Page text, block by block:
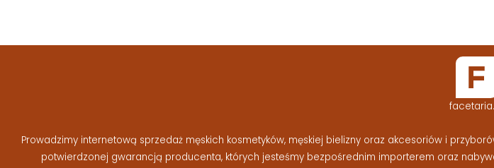
Prowadzimy internetową sprzedaż męskich kosmetyków, męskiej bielizny oraz akcesoriów i
potwierdzonej gwarancją producenta, których jesteśmy bezpośrednim importerem oraz